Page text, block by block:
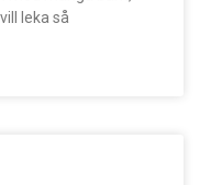
leka så